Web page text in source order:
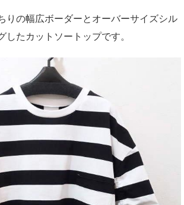
りの幅広ボーダーとオーバーサイズシル
したカットソートップです。